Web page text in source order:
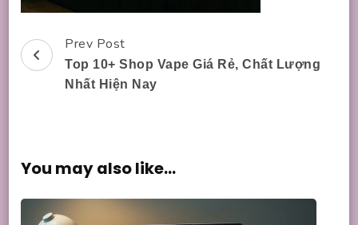
Post
Navigation
Prev Post
Top 10+ Shop Vape Giá Rẻ, Chất Lượng
Nhất Hiện Nay
You may also like...